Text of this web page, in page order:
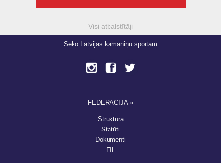
Visi atbalstītāji
Seko Latvijas kamaniņu sportam
FEDERĀCIJA »
Struktūra
Statūti
Dokumenti
FIL